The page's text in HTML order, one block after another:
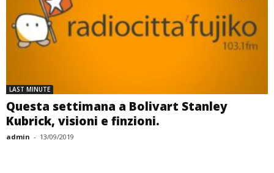
LAST MINUTE
Questa settimana a Bolivart Stanley
Kubrick, visioni e finzioni.
admin - 13/09/2019